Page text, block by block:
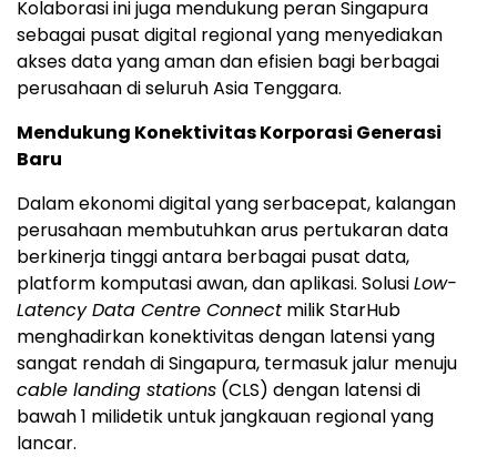
Kolaborasi ini juga mendukung peran Singapura
sebagai pusat digital regional yang menyediakan
akses data yang aman dan efisien bagi berbagai
perusahaan di seluruhAsia Tenggara.
Mendukung Konektivitas Korporasi Generasi
Baru
Dalam ekonomi digital yang serbacepat, kalangan
perusahaan membutuhkan arus pertukaran data
berkinerja tinggi antara berbagai pusat data,
platform komputasi awan, dan aplikasi. SolusiLow-
Latency Data Centre Connect milik StarHub
menghadirkan konektivitas dengan latensi yang
sangat rendah di Singapura, termasuk jalur menuju
cable landing stations (CLS) dengan latensi di
bawah 1 milidetik untuk jangkauan regional yang
lancar.